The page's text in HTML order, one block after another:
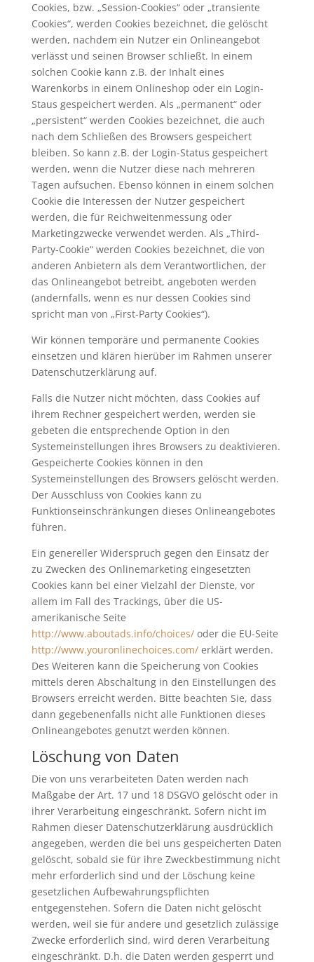
Cookies, bzw. „Session-Cookies“ oder „transiente
Cookies“, werden Cookies bezeichnet, die gelöscht
werden, nachdem ein Nutzer ein Onlineangebot
verlässt und seinen Browser schließt. In einem
solchen Cookie kann z.B. der Inhalt eines
Warenkorbs in einem Onlineshop oder ein Login-
Staus gespeichert werden. Als „permanent“ oder
„persistent“ werden Cookies bezeichnet, die auch
nach dem Schließen des Browsers gespeichert
bleiben. So kann z.B. der Login-Status gespeichert
werden, wenn die Nutzer diese nach mehreren
Tagen aufsuchen. Ebenso können in einem solchen
Cookie die Interessen der Nutzer gespeichert
werden, die für Reichweitenmessung oder
Marketingzwecke verwendet werden. Als „Third-
Party-Cookie“ werden Cookies bezeichnet, die von
anderen Anbietern als dem Verantwortlichen, der
das Onlineangebot betreibt, angeboten werden
(andernfalls, wenn es nur dessen Cookies sind
spricht man von „First-Party Cookies“).
Wir können temporäre und permanente Cookies
einsetzen und klären hierüber im Rahmen unserer
Datenschutzerklärung auf.
Falls die Nutzer nicht möchten, dass Cookies auf
ihrem Rechner gespeichert werden, werden sie
gebeten die entsprechende Option in den
Systemeinstellungen ihres Browsers zu deaktivieren.
Gespeicherte Cookies können in den
Systemeinstellungen des Browsers gelöscht werden.
Der Ausschluss von Cookies kann zu
Funktionseinschränkungen dieses Onlineangebotes
führen.
Ein genereller Widerspruch gegen den Einsatz der
zu Zwecken des Onlinemarketing eingesetzten
Cookies kann bei einer Vielzahl der Dienste, vor
allem im Fall des Trackings, über die US-
amerikanische Seite
http://www.aboutads.info/choices/oder die EU-Seite
http://www.youronlinechoices.com/erklärt werden.
Des Weiteren kann die Speicherung von Cookies
mittels deren Abschaltung in den Einstellungen des
Browsers erreicht werden. Bitte beachten Sie, dass
dann gegebenenfalls nicht alle Funktionen dieses
Onlineangebotes genutzt werden können.
Löschung von Daten
Die von uns verarbeiteten Daten werden nach
Maßgabe der Art. 17 und 18 DSGVO gelöscht oder in
ihrer Verarbeitung eingeschränkt. Sofern nicht im
Rahmen dieser Datenschutzerklärung ausdrücklich
angegeben, werden die bei uns gespeicherten Daten
gelöscht, sobald sie für ihre Zweckbestimmung nicht
mehr erforderlich sind und der Löschung keine
gesetzlichen Aufbewahrungspflichten
entgegenstehen. Sofern die Daten nicht gelöscht
werden, weil sie für andere und gesetzlich zulässige
Zwecke erforderlich sind, wird deren Verarbeitung
eingeschränkt. D.h. die Daten werden gesperrt und